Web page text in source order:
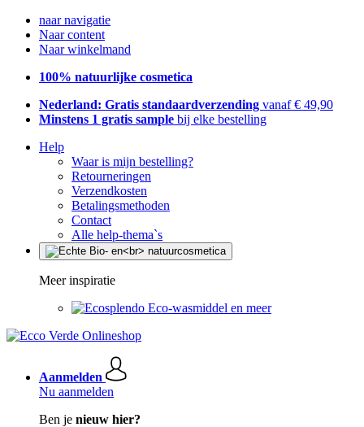
naar navigatie
Naar content
Naar winkelmand
100% natuurlijke cosmetica
Nederland: Gratis standaardverzending vanaf € 49,90
Minstens 1 gratis sample bij elke bestelling
Help
Waar is mijn bestelling?
Retourneringen
Verzendkosten
Betalingsmethoden
Contact
Alle help-thema`s
Meer inspiratie
Eco-wasmiddel en meer
Aanmelden
Nu aanmelden
Ben je nieuw hier?